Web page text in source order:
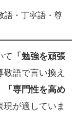
語・丁寧語・尊
て
「勉強を頑張
語で言い換え
「専門性を高め
現が適していま